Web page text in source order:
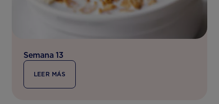
Semana 13
LEER MÁS